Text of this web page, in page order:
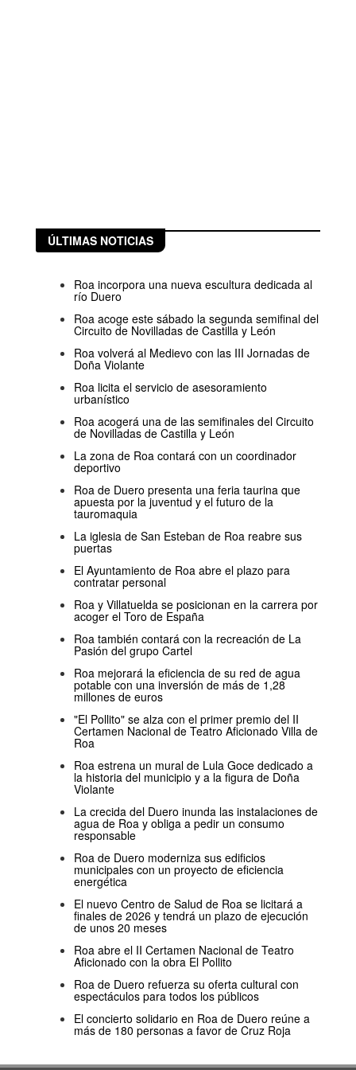
ÚLTIMAS NOTICIAS
Roa incorpora una nueva escultura dedicada al
río Duero
Roa acoge este sábado la segunda semifinal del
Circuito de Novilladas de Castilla y León
Roa volverá al Medievo con las III Jornadas de
Doña Violante
Roa licita el servicio de asesoramiento
urbanístico
Roa acogerá una de las semifinales del Circuito
de Novilladas de Castilla y León
La zona de Roa contará con un coordinador
deportivo
Roa de Duero presenta una feria taurina que
apuesta por la juventud y el futuro de la
tauromaquia
La iglesia de San Esteban de Roa reabre sus
puertas
El Ayuntamiento de Roa abre el plazo para
contratar personal
Roa y Villatuelda se posicionan en la carrera por
acoger el Toro de España
Roa también contará con la recreación de La
Pasión del grupo Cartel
Roa mejorará la eficiencia de su red de agua
potable con una inversión de más de 1,28
millones de euros
"El Pollito" se alza con el primer premio del II
Certamen Nacional de Teatro Aficionado Villa de
Roa
Roa estrena un mural de Lula Goce dedicado a
la historia del municipio y a la figura de Doña
Violante
La crecida del Duero inunda las instalaciones de
agua de Roa y obliga a pedir un consumo
responsable
Roa de Duero moderniza sus edificios
municipales con un proyecto de eficiencia
energética
El nuevo Centro de Salud de Roa se licitará a
finales de 2026 y tendrá un plazo de ejecución
de unos 20 meses
Roa abre el II Certamen Nacional de Teatro
Aficionado con la obra El Pollito
Roa de Duero refuerza su oferta cultural con
espectáculos para todos los públicos
El concierto solidario en Roa de Duero reúne a
más de 180 personas a favor de Cruz Roja